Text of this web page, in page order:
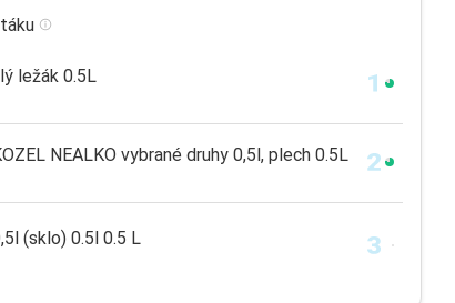
ležák 0.5L
NEALKO vybrané druhy 0,5l, plech 0.5L
(sklo) 0.5l 0.5 L